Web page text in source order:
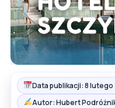
Data publikacji: 8
Autor: Hubert